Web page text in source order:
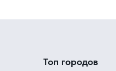
Топ городов